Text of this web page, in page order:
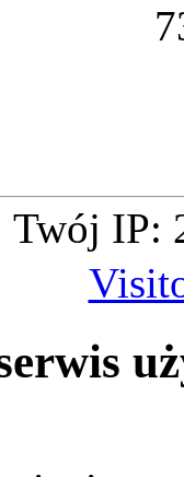
7
Twój IP: